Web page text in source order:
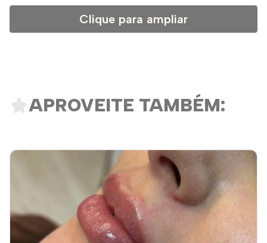
Clique para ampliar
APROVEITE TAMBÉM: